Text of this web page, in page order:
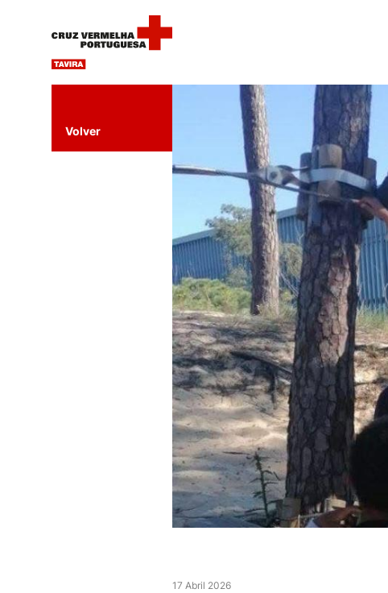
Volver
17 Abril 2026